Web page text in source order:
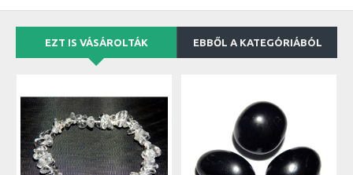
EZT IS VÁSÁROLTÁK EBBŐL A KATEGÓRIÁBÓL